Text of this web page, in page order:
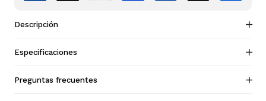
Descripción
Especificaciones
Preguntas frecuentes